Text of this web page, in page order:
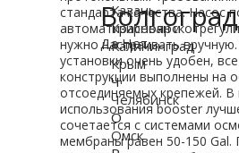
стандарта качества. Насос
автоматизирован и
нужно настраивать
установки очень удобен,
конструкции выполнены на
отсоединяемых крепежей. В
использования booster
сочетается с системами
мембраны равен 50-150 Gal.
Да Нет
Казань
Красноярск
Калининград
Крым
Ч
Челябинск
О
Омск